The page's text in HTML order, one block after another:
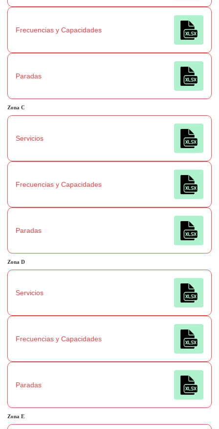
Frecuencias y Capacidades
Paradas
Zona C
Servicios
Frecuencias y Capacidades
Paradas
Zona D
Servicios
Frecuencias y Capacidades
Paradas
Zona E